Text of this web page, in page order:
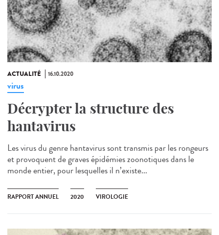
ACTUALITÉ 16.10.2020
virus
Décrypter la structure des
hantavirus
Les virus du genre hantavirus sont transmis par les rongeurs
et provoquent de graves épidémies zoonotiques dans le
monde entier, pour lesquelles il n’existe...
RAPPORT ANNUEL 2020 VIROLOGIE